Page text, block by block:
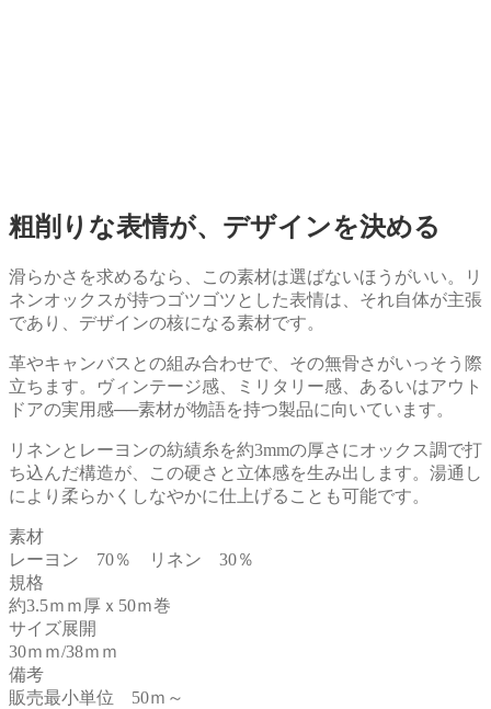
粗削りな表情が、デザインを決める
滑らかさを求めるなら、この素材は選ばないほうがいい。リ
ネンオックスが持つゴツゴツとした表情は、それ自体が主張
であり、デザインの核になる素材です。
革やキャンバスとの組み合わせで、その無骨さがいっそう際
立ちます。ヴィンテージ感、ミリタリー感、あるいはアウト
ドアの実用感──素材が物語を持つ製品に向いています。
リネンとレーヨンの紡績糸を約3mmの厚さにオックス調で打
ち込んだ構造が、この硬さと立体感を生み出します。湯通し
により柔らかくしなやかに仕上げることも可能です。
素材
レーヨン 70％ リネン 30％
規格
約3.5ｍｍ厚ｘ50ｍ巻
サイズ展開
30ｍｍ/38ｍｍ
備考
販売最小単位 50ｍ～